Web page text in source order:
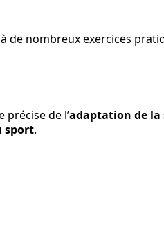
de nombreux exercices
précise de l’adaptation de la
sport.